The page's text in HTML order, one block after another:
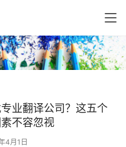
业翻译公司？这五个
不容忽视
4月1日